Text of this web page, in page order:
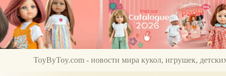
ToyByToy.com - новости мира кукол, игрушек,